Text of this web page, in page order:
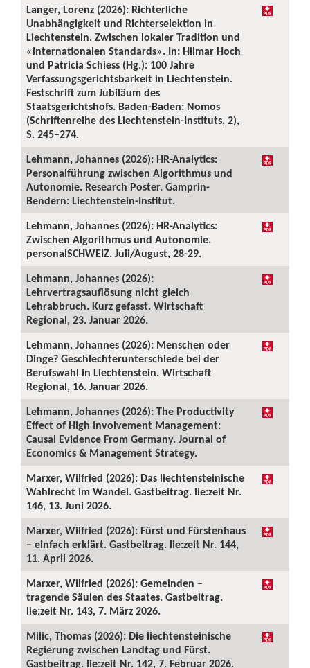
Langer, Lorenz (2026): Richterliche
Unabhängigkeit und Richterselektion in
Liechtenstein. Zwischen lokaler Tradition und
«internationalen Standards». In: Hilmar Hoch
und Patricia Schiess (Hg.): 100 Jahre
Verfassungsgerichtsbarkeit in Liechtenstein.
Festschrift zum Jubiläum des
Staatsgerichtshofs. Baden-Baden: Nomos
(Schriftenreihe des Liechtenstein-Instituts, 2),
S. 245–274.
Lehmann, Johannes (2026): HR-Analytics:
Personalführung zwischen Algorithmus und
Autonomie. Research Poster. Gamprin-
Bendern: Liechtenstein-Institut.
Lehmann, Johannes (2026): HR-Analytics:
Zwischen Algorithmus und Autonomie.
personalSCHWEIZ. Juli/August, 28-29.
Lehmann, Johannes (2026):
Lehrvertragsauflösung nicht gleich
Lehrabbruch. Kurz gefasst. Wirtschaft
Regional, 23. Januar 2026.
Lehmann, Johannes (2026): Menschen oder
Dinge? Geschlechterunterschiede bei der
Berufswahl in Liechtenstein. Wirtschaft
Regional, 16. Januar 2026.
Lehmann, Johannes (2026): The Productivity
Effect of High Involvement Management:
Causal Evidence From Germany. Journal of
Economics & Management Strategy.
Marxer, Wilfried (2026): Das liechtensteinische
Wahlrecht im Wandel. Gastbeitrag. lie:zeit Nr.
146, 13. Juni 2026.
Marxer, Wilfried (2026): Fürst und Fürstenhaus
– einfach erklärt. Gastbeitrag. lie:zeit Nr. 144,
11. April 2026.
Marxer, Wilfried (2026): Gemeinden –
tragende Säulen des Staates. Gastbeitrag.
lie:zeit Nr. 143, 7. März 2026.
Milic, Thomas (2026): Die liechtensteinische
Regierung zwischen Landtag und Fürst.
Gastbeitrag. lie:zeit Nr. 142, 7. Februar 2026.